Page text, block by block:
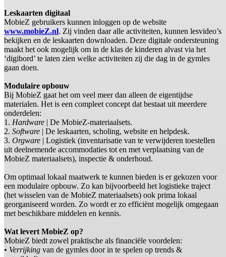
Leskaarten digitaal
MobieZ gebruikers kunnen inloggen op de website
www.mobieZ.nl. Zij vinden daar alle activiteiten, kunnen lesvideo’s
bekijken en de leskaarten downloaden. Deze digitale ondersteuning
maakt het ook mogelijk om in de klas de kinderen alvast via het
‘digibord’ te laten zien welke activiteiten zij die dag in de gymles
gaan doen.
Modulaire opbouw
Bij MobieZ gaat het om veel meer dan alleen de eigentijdse
materialen. Het is een compleet concept dat bestaat uit meerdere
onderdelen:
1. Hardware | De MobieZ-materiaalsets.
2. Software | De leskaarten, scholing, website en helpdesk.
3. Orgware | Logistiek (inventarisatie van te verwijderen toestellen
uit deelnemende accommodaties tot en met verplaatsing van de
MobieZ materiaalsets), inspectie & onderhoud.
Om optimaal lokaal maatwerk te kunnen bieden is er gekozen voor
een modulaire opbouw. Zo kan bijvoorbeeld het logistieke traject
(het wisselen van de MobieZ materiaalsets) ook prima lokaal
georganiseerd worden. Zo wordt er zo efficiënt mogelijk omgegaan
met beschikbare middelen en kennis.
Wat levert MobieZ op?
MobieZ biedt zowel praktische als financiële voordelen:
• Verrijking van de gymles door in te spelen op trends &